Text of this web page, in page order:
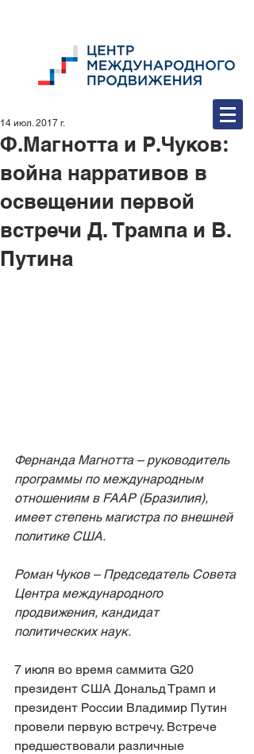
Ф.Магнотта и Р.Чуков:
война нарративов в
освещении первой
встречи Д. Трампа и В.
Путина
14 июл. 2017 г.
Фернанда Магнотта – руководитель
программы по международным
отношениям в FAAP (Бразилия),
имеет степень магистра по внешней
политике США.
Роман Чуков – Председатель Совета
Центра международного
продвижения, кандидат
политических наук.
7 июля во время саммита G20
президент США Дональд Трамп и
президент России Владимир Путин
провели первую встречу. Встрече
предшествовали различные